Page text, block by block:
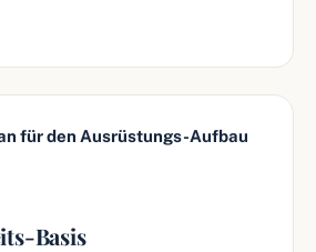
für den Ausrüstungs-Aufbau
Basis